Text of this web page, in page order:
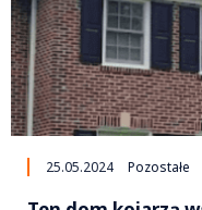
25.05.2024 Pozostałe